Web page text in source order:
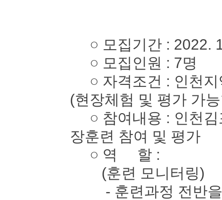
○ 모집기간 : 2022.
○ 모집인원 : 7명
○ 자격조건 : 인천지
(현장체험 및 평가 가
○ 참여내용 : 인천김
장훈련 참여 및 평가
○ 역 할 :
(훈련 모니터링)
- 훈련과정 전반을